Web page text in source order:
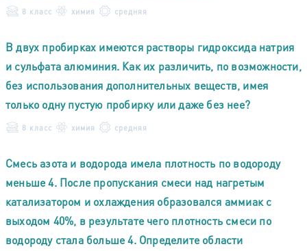
8 класс химия средняя
В двух пробирках имеются растворы гидроксида натрия
и сульфата алюминия. Как их различить, по возможности,
без использования дополнительных веществ, имея
только одну пустую пробирку или даже без нее?
8 класс химия средняя
Смесь азота и водорода имела плотность по водороду
меньше 4. После пропускания смеси над нагретым
катализатором и охлаждения образовался аммиак с
выходом 40%, в результате чего плотность смеси по
водороду стала больше 4. Определите области